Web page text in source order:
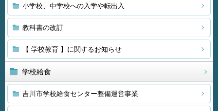
小学校、中学校への入学や転出入
教科書の改訂
【 学校教育 】に関するお知らせ
学校給食
吉川市学校給食センター整備運営事業